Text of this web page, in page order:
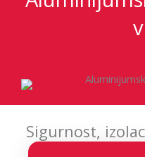
Sigurnost,